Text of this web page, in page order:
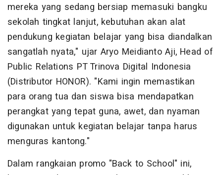
mereka yang sedang bersiap memasuki bangku
sekolah tingkat lanjut, kebutuhan akan alat
pendukung kegiatan belajar yang bisa diandalkan
sangatlah nyata," ujar Aryo Meidianto Aji, Head of
Public Relations PT Trinova Digital Indonesia
(Distributor HONOR). "Kami ingin memastikan
para orang tua dan siswa bisa mendapatkan
perangkat yang tepat guna, awet, dan nyaman
digunakan untuk kegiatan belajar tanpa harus
menguras kantong."
Dalam rangkaian promo "Back to School" ini,